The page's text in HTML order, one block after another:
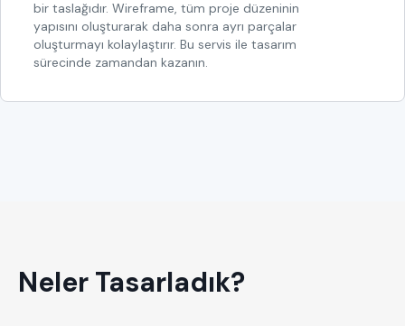
bir taslağıdır. Wireframe, tüm proje düzeninin
yapısını oluşturarak daha sonra ayrı parçalar
oluşturmayı kolaylaştırır. Bu servis ile tasarım
sürecinde zamandan kazanın.
Neler Tasarladık?